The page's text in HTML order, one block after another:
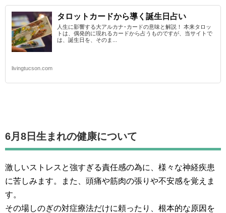
タロットカードから導く誕生日占い
人生に影響する大アルカナ･カードの意味と解説！ 本来タロッ
トは、偶発的に現れるカードから占うものですが、当サイトで
は、誕生日を、そのま...
livingtucson.com
6月8日生まれの健康について
激しいストレスと強すぎる責任感の為に、様々な神経疾患
に苦しみます。また、頭痛や筋肉の張りや不安感を覚えま
す。
その場しのぎの対症療法だけに頼ったり、根本的な原因を